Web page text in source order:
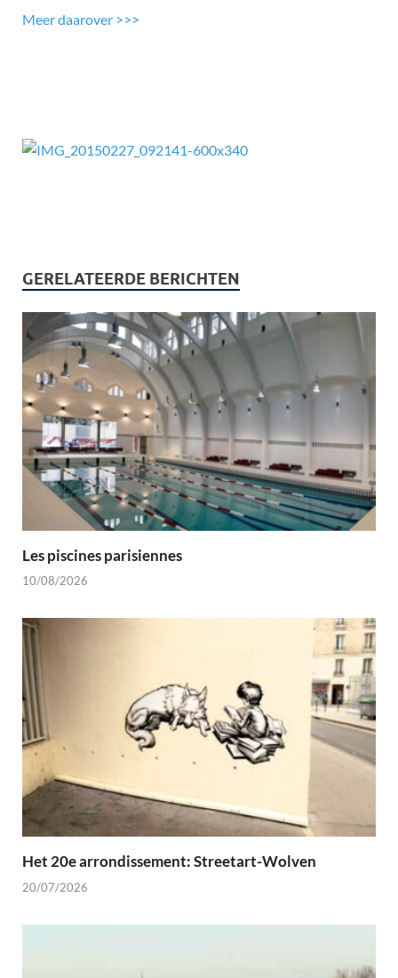
Meer daarover >>>
GERELATEERDE BERICHTEN
Les piscines parisiennes
10/08/2026
Het 20e arrondissement: Streetart-Wolven
20/07/2026